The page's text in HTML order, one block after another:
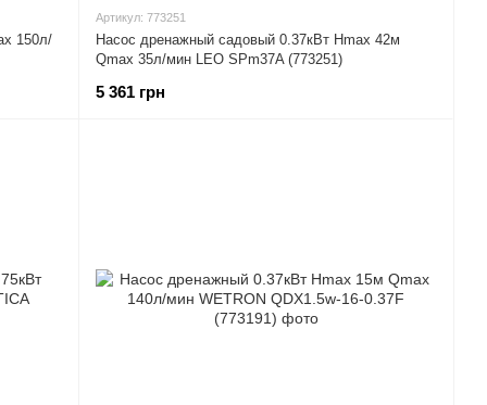
150л/
Артикул: 773251
Насос дренажный садовый 0.37кВт Hmax 42м
Qmax 35л/мин LEO SPm37A (773251)
5 361 грн